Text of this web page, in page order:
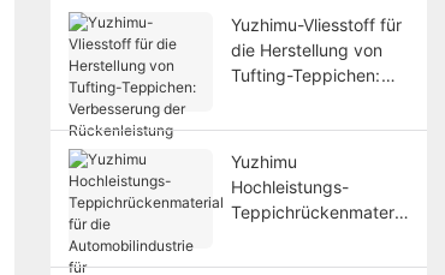
Yuzhimu-Vliesstoff für
die Herstellung von
Tufting-Teppichen:
Rückenleistung
Yuzhimu
Hochleistungs-
Teppichrückenmateria
Automobilindustrie für